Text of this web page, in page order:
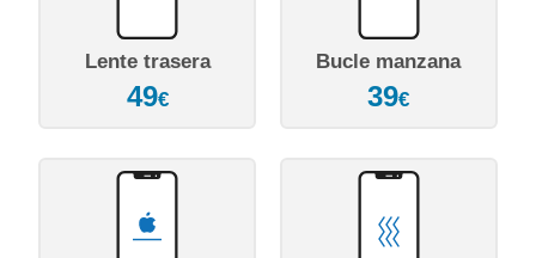
Lente trasera
49€
Bucle manzana
39€